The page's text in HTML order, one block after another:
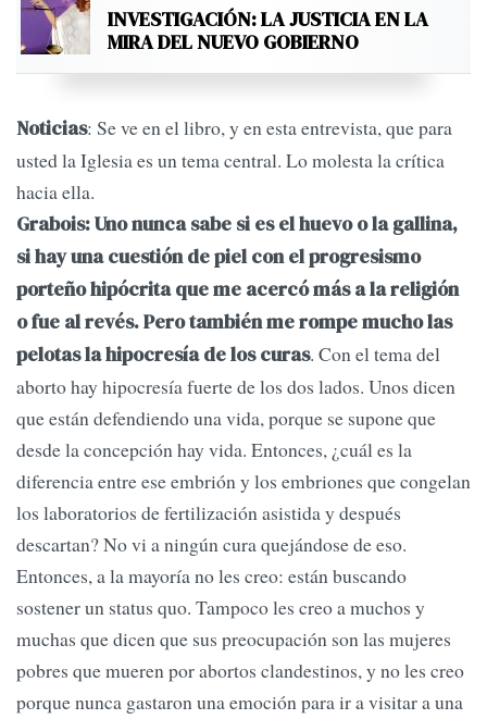
INVESTIGACIÓN: LA JUSTICIA EN LA
MIRA DEL NUEVO GOBIERNO
Noticias: Se ve en el libro, y en esta entrevista, que para
usted la Iglesia es un tema central. Lo molesta la crítica
hacia ella.
Grabois:Uno nunca sabe si es el huevo o la gallina,
si hay una cuestión de piel con el progresismo
porteño hipócrita que me acercó más a la religión
o fue al revés. Pero también me rompe mucho las
pelotas la hipocresía de los curas. Con el tema del
aborto hay hipocresía fuerte de los dos lados. Unos dicen
que están defendiendo una vida, porque se supone que
desde la concepción hay vida. Entonces, ¿cuál es la
diferencia entre ese embrión y los embriones que congelan
los laboratorios de fertilización asistida y después
descartan? No vi a ningún cura quejándose de eso.
Entonces, a la mayoría no les creo: están buscando
sostener un status quo. Tampoco les creo a muchos y
muchas que dicen que sus preocupación son las mujeres
pobres que mueren por abortos clandestinos, y no les creo
porque nunca gastaron una emoción para ir a visitar a una